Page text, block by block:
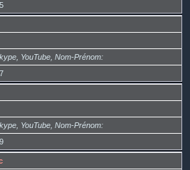
YouTube, Nom-Prénom
YouTube, Nom-Prénom